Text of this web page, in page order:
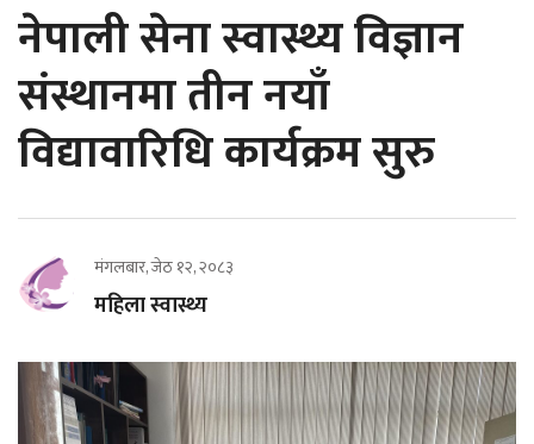
नेपाली सेना स्वास्थ्य विज्ञान
संस्थानमा तीन नयाँ
विद्यावारिधि कार्यक्रम सुरु
मंगलबार, जेठ १२, २०८३
महिला स्वास्थ्य